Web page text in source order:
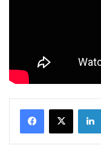
Facebook
X